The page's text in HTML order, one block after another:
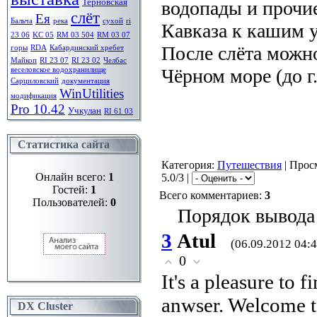
Бальча Ея река слёт сухой ri
23 06 KC 05 RM 03 504 RM 03 07
горы RDA Кабардинский хребет
Майкоп RI 23 07 RI 23 02 Челбас
веселовское водохранилище
Сарциловский документация
модификация WinUtilities
Pro 10.42 Учкулан RI 61 03
Статистика сайта
Онлайн всего: 1
Гостей: 1
Пользователей: 0
DX Cluster
водопады и
Кавказа к кашим
После слёта
Чёрном море (до
Категория: Путешествия |
5.0/3 |
Всего комментариев: 3
Порядок
3 Atul (06.09.2012
0
It's a pleasure to
anwser. Welcome